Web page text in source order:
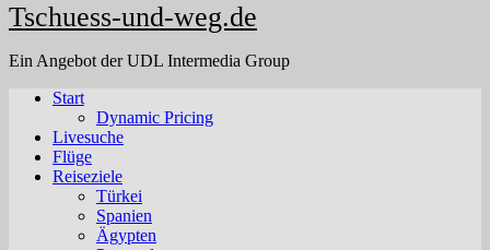
Tschuess-und-weg.de
Ein Angebot der UDL Intermedia Group
Start
Dynamic Pricing
Livesuche
Flüge
Reiseziele
Türkei
Spanien
Ägypten